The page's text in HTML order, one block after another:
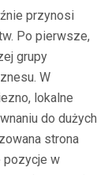
przynosi
Po pierwsze,
grupy
W
lokalne
do dużych
strona
pozycje w